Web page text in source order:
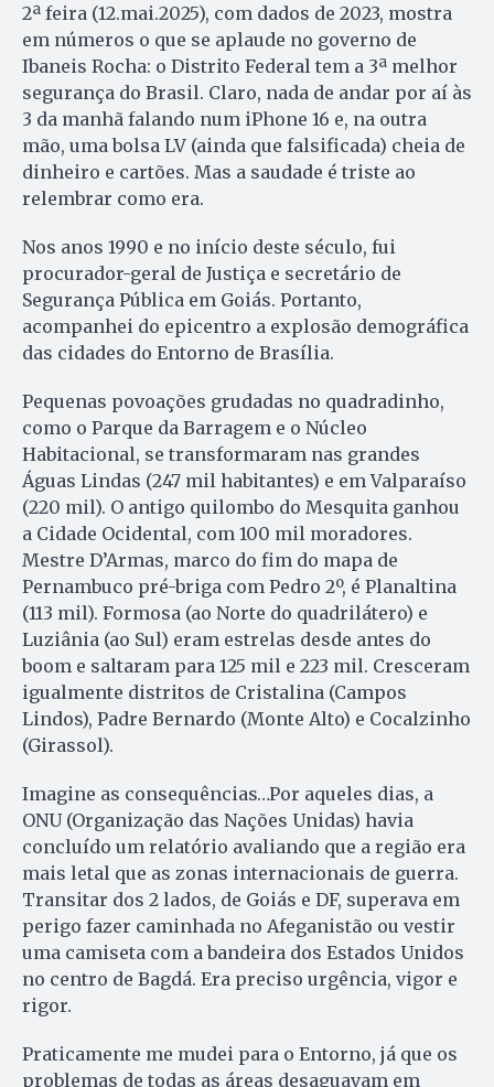
2ª feira (12.mai.2025), com dados de 2023, mostra
em números o que se aplaude no governo de
Ibaneis Rocha: o Distrito Federal tem a 3ª melhor
segurança do Brasil. Claro, nada de andar por aí às
3 da manhã falando num iPhone 16 e, na outra
mão, uma bolsa LV (ainda que falsificada) cheia de
dinheiro e cartões. Mas a saudade é triste ao
relembrar como era.
Nos anos 1990 e no início deste século, fui
procurador-geral de Justiça e secretário de
Segurança Pública em Goiás. Portanto,
acompanhei do epicentro a explosão demográfica
das cidades do Entorno de Brasília.
Pequenas povoações grudadas no quadradinho,
como o Parque da Barragem e o Núcleo
Habitacional, se transformaram nas grandes
Águas Lindas (247 mil habitantes) e em Valparaíso
(220 mil). O antigo quilombo do Mesquita ganhou
a Cidade Ocidental, com 100 mil moradores.
Mestre D’Armas, marco do fim do mapa de
Pernambuco pré-briga com Pedro 2º, é Planaltina
(113 mil). Formosa (ao Norte do quadrilátero) e
Luziânia (ao Sul) eram estrelas desde antes do
boom e saltaram para 125 mil e 223 mil. Cresceram
igualmente distritos de Cristalina (Campos
Lindos), Padre Bernardo (Monte Alto) e Cocalzinho
(Girassol).
Imagine as consequências…Por aqueles dias, a
ONU (Organização das Nações Unidas) havia
concluído um relatório avaliando que a região era
mais letal que as zonas internacionais de guerra.
Transitar dos 2 lados, de Goiás e DF, superava em
perigo fazer caminhada no Afeganistão ou vestir
uma camiseta com a bandeira dos Estados Unidos
no centro de Bagdá. Era preciso urgência, vigor e
rigor.
Praticamente me mudei para o Entorno, já que os
problemas de todas as áreas desaguavam em